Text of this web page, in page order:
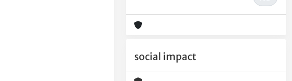
social impact